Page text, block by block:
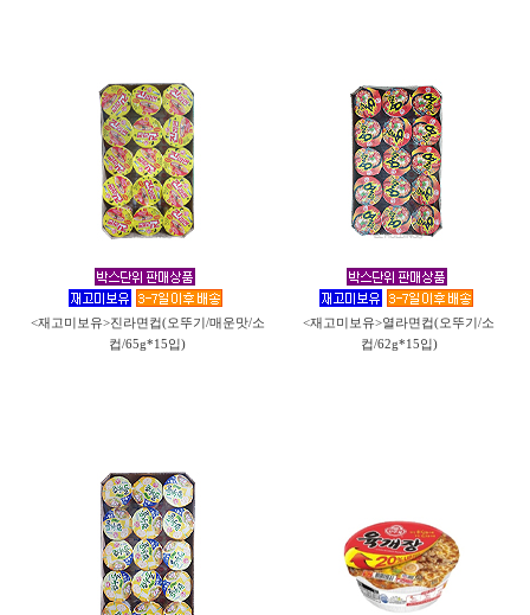
<재고미보유>진라면컵(오뚜기/매운맛/소
컵/65g*15입)
<재고미보유>열라면컵(오뚜기/소
컵/62g*15입)